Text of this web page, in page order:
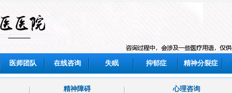
医师团队 在线咨询 失眠 抑郁症 精神分裂症
精神障碍 心理咨询